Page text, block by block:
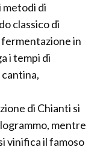
metodi di
classico di
fermentazione in
i tempi di
di Chianti si
mentre
vinifica il famoso